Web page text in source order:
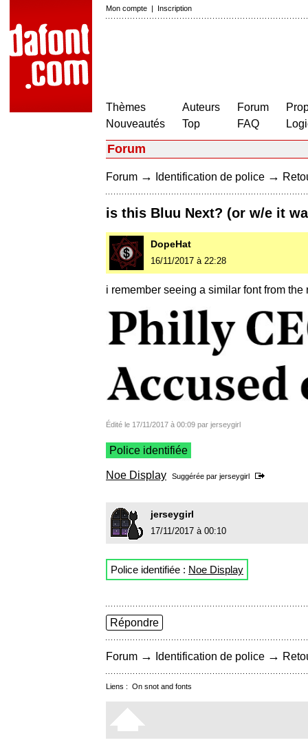
Mon compte | Inscription
Thèmes
Nouveautés
Auteurs
Top
Forum
FAQ
Forum
Forum → Identification de police →
is this Bluu Next? (or w/e it
DopeHat
16/11/2017 à 22:28
i remember seeing a similar font from
Édité le 17/11/2017 à 00:09 par jerseygirl
Police identifiée
Noe Display Suggérée par jerseygirl
jerseygirl
17/11/2017 à 00:10
Police identifiée : Noe Display
Répondre
Forum → Identification de police →
Liens : On snot and fonts